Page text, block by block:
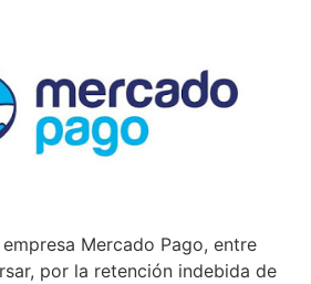
Mercado Pago, entre
por la retención indebida de